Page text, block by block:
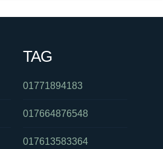
TAG
01771894183
017664876548
017613583364